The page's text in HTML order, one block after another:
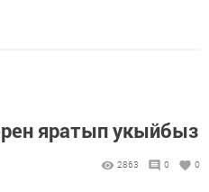
яратып укыйбыз
2863 0 0